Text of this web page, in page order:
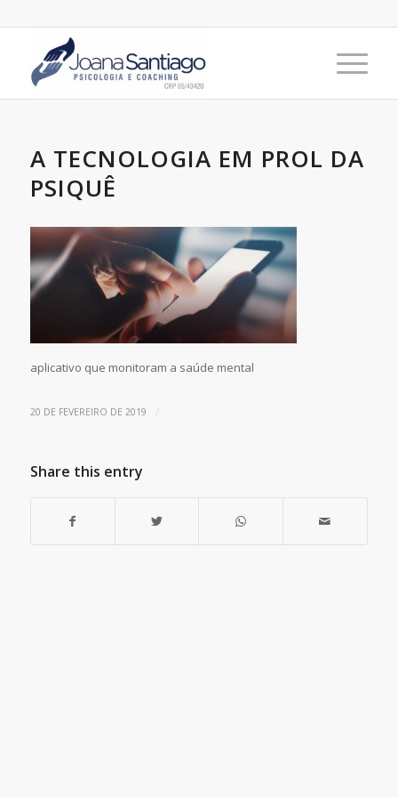
A TECNOLOGIA EM PROL DA
PSIQUÊ
aplicativo que monitoram a saúde mental
20 DE FEVEREIRO DE 2019 /
Share this entry